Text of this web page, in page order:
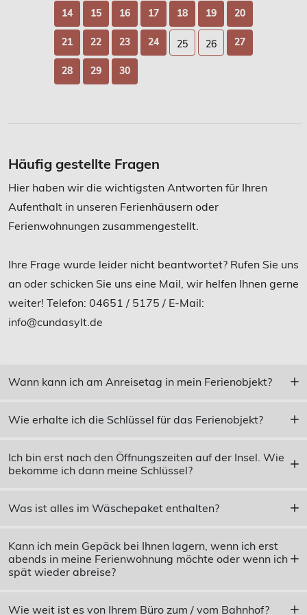
14 15 16 17 18 19 20
21 22 23 24 25 26 27
28 29 30
Häufig gestellte Fragen
Hier haben wir die wichtigsten Antworten für Ihren
Aufenthalt in unseren Ferienhäusern oder
Ferienwohnungen zusammengestellt.
Ihre Frage wurde leider nicht beantwortet? Rufen Sie uns
an oder schicken Sie uns eine Mail, wir helfen Ihnen gerne
weiter! Telefon: 04651 / 5175 / E-Mail:
info@cundasylt.de
Wann kann ich am Anreisetag in mein Ferienobjekt?
Wie erhalte ich die Schlüssel für das Ferienobjekt?
Ich bin erst nach den Öffnungszeiten auf der Insel. Wie
bekomme ich dann meine Schlüssel?
Was ist alles im Wäschepaket enthalten?
Kann ich mein Gepäck bei Ihnen lagern, wenn ich erst
abends in meine Ferienwohnung möchte oder wenn ich
spät wieder abreise?
Wie weit ist es von Ihrem Büro zum / vom Bahnhof?